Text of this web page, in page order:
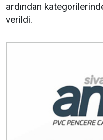
ardından
verildi.